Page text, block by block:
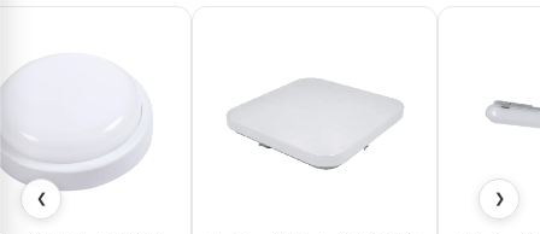
SR
SR
❮ ❯